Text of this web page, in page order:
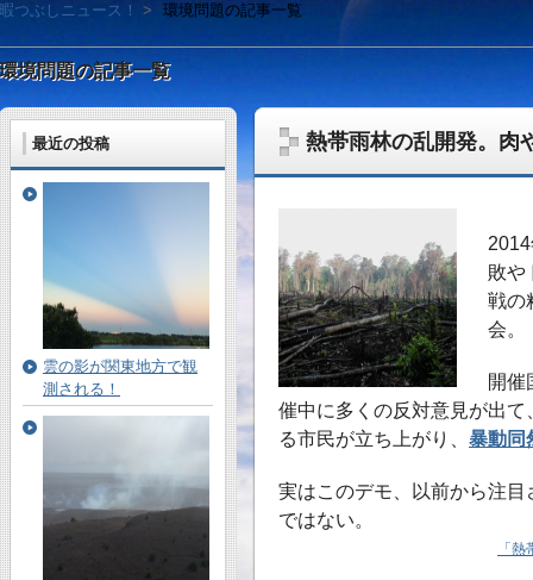
環境問題の記事一覧
熱帯雨林の乱開発。肉
敗や
戦の
会。
開催
催中に多くの反対意見が出
る市民が立ち上がり、 暴動同
実はこのデモ、以前から注
ではない。
「
最近の投稿
雲の影が関東地方で観
測される！
暇つぶしニュース！ 環境問題の記事一覧
毎日面白い話題をピッ